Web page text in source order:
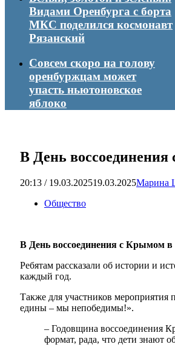
Видами Оренбурга с борта
МКС поделился космонавт
Рязанский
Совсем скоро на голову
оренбуржцам может
упасть ньютоновское
яблоко
В День
20:13 / 19.03.202519.03.2025Марина
Общество
В День воссоединения с Крымом в
Ребятам рассказали об истории и
каждый год.
Также для участников
едины – мы непобедимы!».
– Годовщина воссоединения
формат, рада, что дети знают